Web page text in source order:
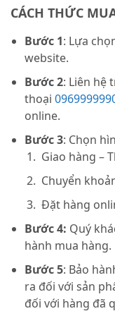
CÁCH THỨC
Bước 1: Lựa
website.
Bước 2: Liên hệ
thoại
online.
Bước 3: Chọn
Giao hàng –
Chuyển
Đặt hàng
Bước 4: Quý
hành mua hàng.
Bước 5: Bảo
ra đối với sản
đối với hàng đã